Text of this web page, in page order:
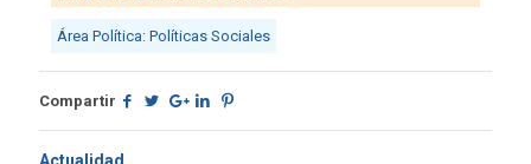
Área Política: Políticas Sociales
Compartir
Actualidad